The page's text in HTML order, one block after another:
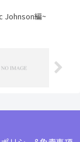
Johnson編~